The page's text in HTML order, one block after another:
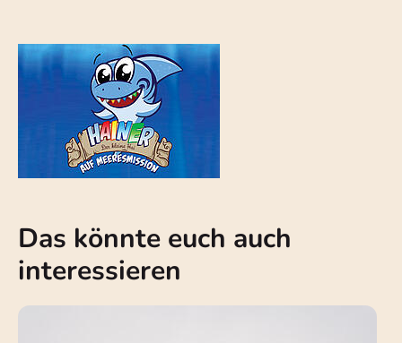
Das könnte euch auch
interessieren